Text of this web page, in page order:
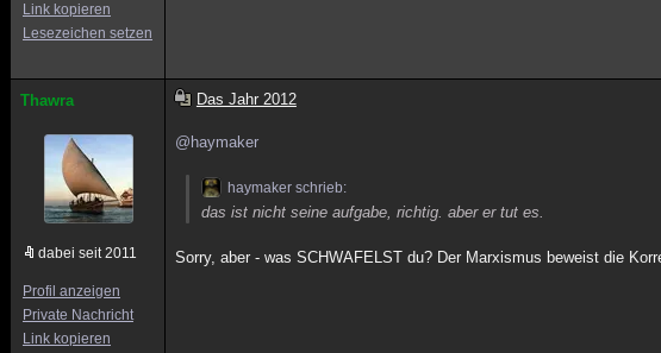
Link kopieren
Lesezeichen setzen
Thawra
dabei seit 2011
Profil anzeigen
Private Nachricht
Link kopieren
Das Jahr 2012
@haymaker
haymaker schrieb:
das ist nicht seine aufgabe, richtig. aber er tut es.
Sorry, aber - was SCHWAFELST du? Der Marxismus beweist die